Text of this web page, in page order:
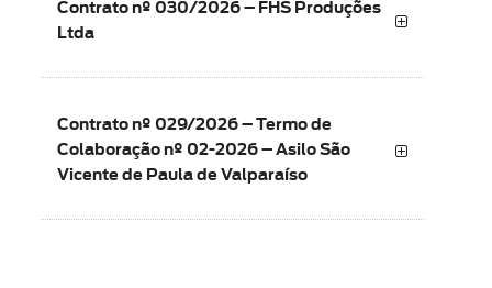
Contrato nº 030/2026 – FHS Produções
Ltda
Contrato nº 029/2026 – Termo de
Colaboração nº 02-2026 – Asilo São
Vicente de Paula de Valparaíso